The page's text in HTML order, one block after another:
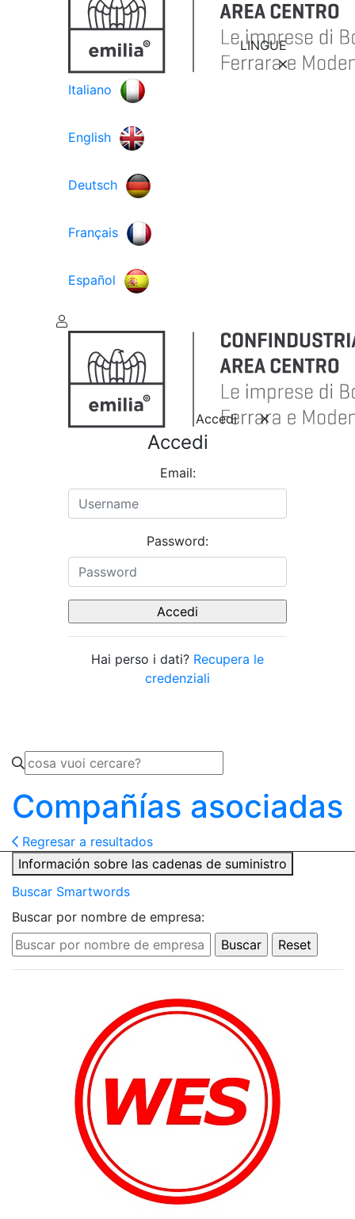
LINGUE
Italiano
English
Deutsch
Français
Español
Accedi
Accedi
Email:
Password:
Hai perso i dati? Recupera le
credenziali
Compañías asociadas
Regresar a resultados
Información sobre las cadenas de suministro
Buscar Smartwords
Buscar por nombre de empresa: